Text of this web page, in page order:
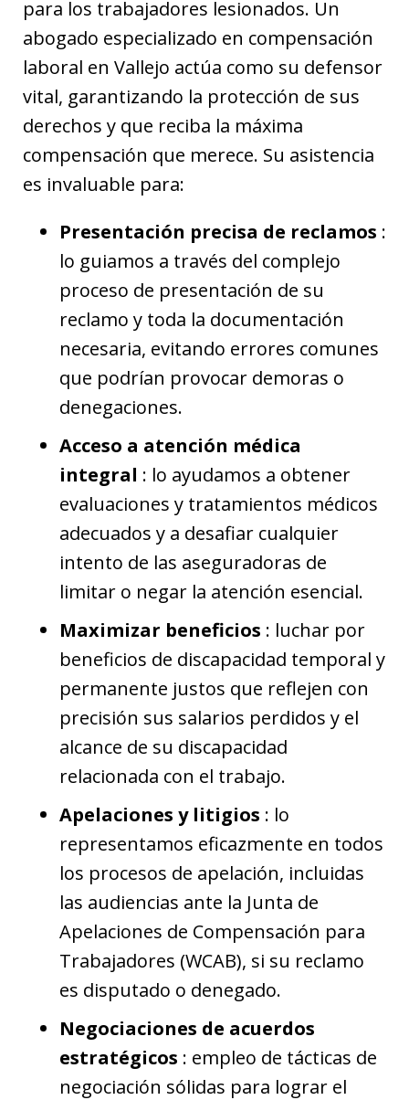
para los trabajadores lesionados. Un
abogado especializado en compensación
laboral en Vallejo actúa como su defensor
vital, garantizando la protección de sus
derechos y que reciba la máxima
compensación que merece. Su asistencia
es invaluable para:
Presentación precisa de reclamos :
lo guiamos a través del complejo
proceso de presentación de su
reclamo y toda la documentación
necesaria, evitando errores comunes
que podrían provocar demoras o
denegaciones.
Acceso a atención médica
integral : lo ayudamos a obtener
evaluaciones y tratamientos médicos
adecuados y a desafiar cualquier
intento de las aseguradoras de
limitar o negar la atención esencial.
Maximizar beneficios : luchar por
beneficios de discapacidad temporal y
permanente justos que reflejen con
precisión sus salarios perdidos y el
alcance de su discapacidad
relacionada con el trabajo.
Apelaciones y litigios : lo
representamos eficazmente en todos
los procesos de apelación, incluidas
las audiencias ante la Junta de
Apelaciones de Compensación para
Trabajadores (WCAB), si su reclamo
es disputado o denegado.
Negociaciones de acuerdos
estratégicos : empleo de tácticas de
negociación sólidas para lograr el